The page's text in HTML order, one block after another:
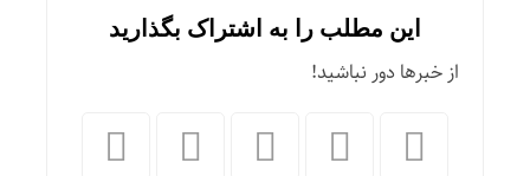
این مطلب را به اشتراک بگذارید
از خبرها دور نباشید!